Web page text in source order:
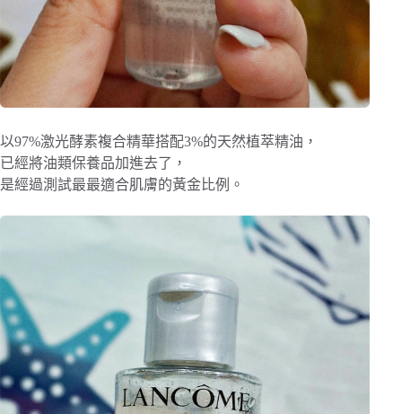
以97%激光酵素複合精華搭配3%的天然植萃精油，
已經將油類保養品加進去了，
是經過測試最最適合肌膚的黃金比例。